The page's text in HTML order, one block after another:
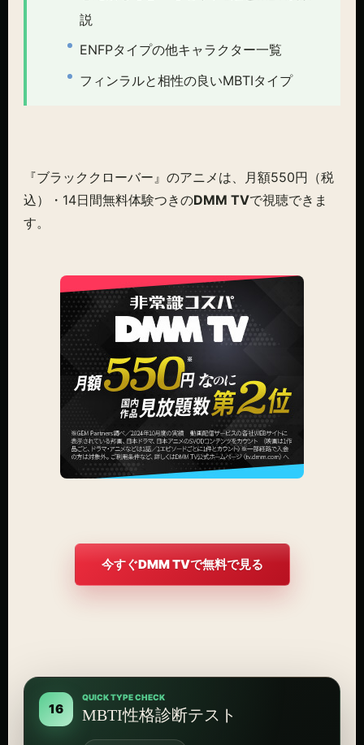
説
ENFPタイプの他キャラクター一覧
フィンラルと相性の良いMBTIタイプ
『ブラッククローバー』のアニメは、月額550円（税
込）・14日間無料体験つきのDMM TVで視聴できま
す。
今すぐDMM TVで無料で見る
16
QUICK TYPE CHECK
MBTI性格診断テスト